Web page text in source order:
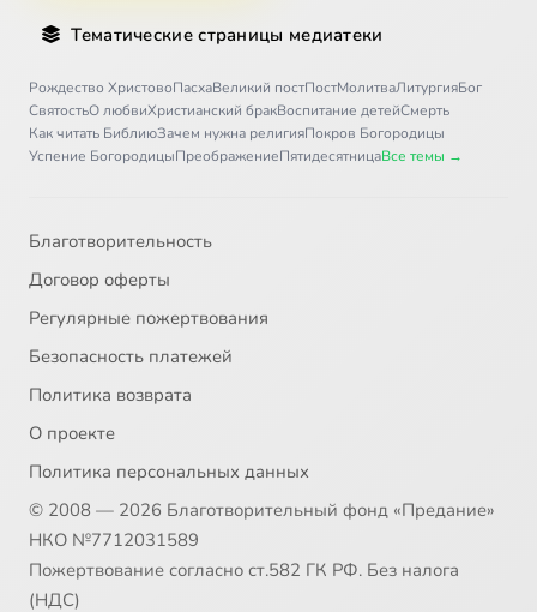
Тематические страницы медиатеки
Рождество ХристовоПасхаВеликий постПостМолитваЛитургияБог
СвятостьО любвиХристианский бракВоспитание детейСмерть
Как читать БиблиюЗачем нужна религияПокров Богородицы
Успение БогородицыПреображениеПятидесятницаВсе темы →
Благотворительность
Договор оферты
Регулярные пожертвования
Безопасность платежей
Политика возврата
О проекте
Политика персональных данных
© 2008 — 2026 Благотворительный фонд «Предание»
НКО №7712031589
Пожертвование согласно ст.582 ГК РФ. Без налога
(НДС)